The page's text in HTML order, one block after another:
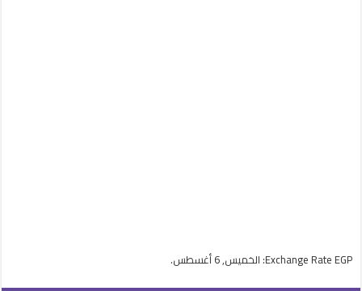
Exchange Rate EGP : الخميس, 6 أغسطس.